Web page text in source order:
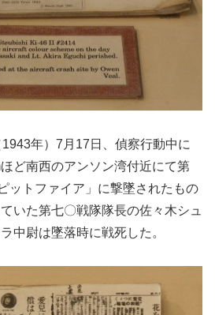
年）7月17日、偵察行動中に
ど南西のアンソン湾付近にて第
ットファイア」に撃墜されたもの
いた第七〇戦隊隊長の佐々木シュ
中尉は墜落時に戦死した。